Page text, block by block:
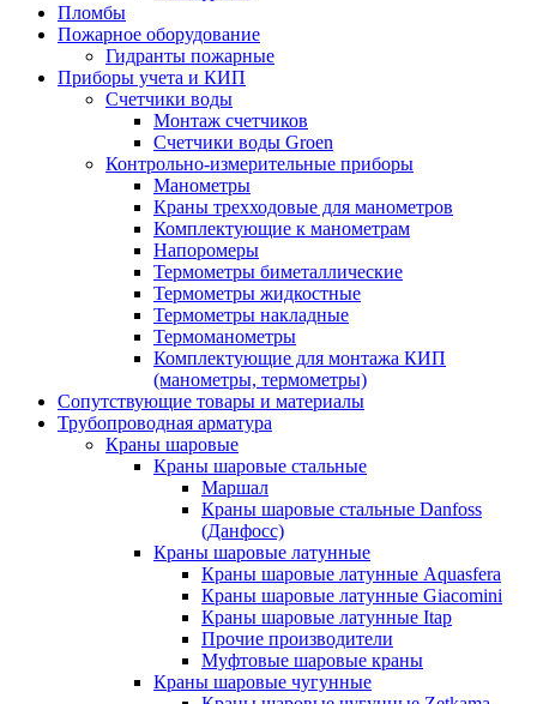
Пломбы
Пожарное оборудование
Гидранты пожарные
Приборы учета и КИП
Счетчики воды
Монтаж счетчиков
Счетчики воды Groen
Контрольно-измерительные приборы
Манометры
Краны трехходовые для манометров
Комплектующие к манометрам
Напоромеры
Термометры биметаллические
Термометры жидкостные
Термометры накладные
Термоманометры
Комплектующие для монтажа КИП
(манометры, термометры)
Сопутствующие товары и материалы
Трубопроводная арматура
Краны шаровые
Краны шаровые стальные
Маршал
Краны шаровые стальные Danfoss
(Данфосс)
Краны шаровые латунные
Краны шаровые латунные Aquasfera
Краны шаровые латунные Giacomini
Краны шаровые латунные Itap
Прочие производители
Муфтовые шаровые краны
Краны шаровые чугунные